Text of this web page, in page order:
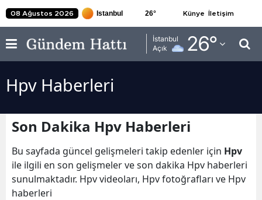
08 Ağustos 2026 26° Künye İletişim
İstanbul
Açık
26°
Adana
Adıyaman
Amasya
Ankara
Antalya
Hpv Haberleri
Son Dakika Hpv Haberleri
Bu sayfada güncel gelişmeleri takip edenler için Hpv
ile ilgili en son gelişmeler ve son dakika Hpv haberleri
sunulmaktadır. Hpv videoları, Hpv fotoğrafları ve Hpv
haberleri